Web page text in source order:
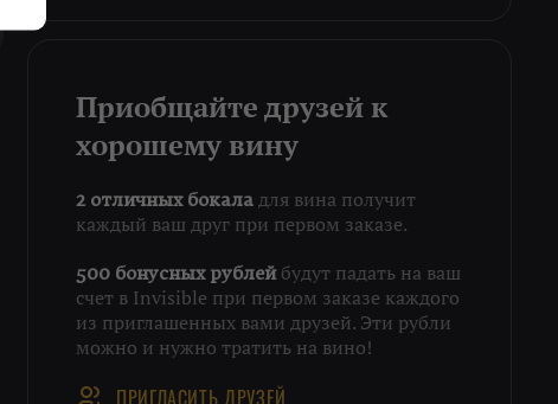
Приобщайте друзей к
хорошему вину
2 отличных бокала для вина получит
каждый ваш друг при первом заказе.
500 бонусных рублейбудут падать на ваш
счет в Invisible при первом заказе каждого
из приглашенных вами друзей. Эти рубли
можно и нужно тратить на вино!